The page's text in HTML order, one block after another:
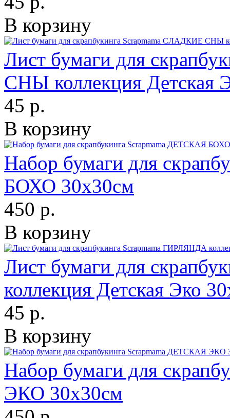
В корзину
Лист бумаги для
СНЫ коллекция Детская
45 р.
В корзину
Набор бумаги для
БОХО 30х30см
450 р.
В корзину
Лист бумаги для
коллекция Детская Эко
45 р.
В корзину
Набор бумаги для
ЭКО 30х30см